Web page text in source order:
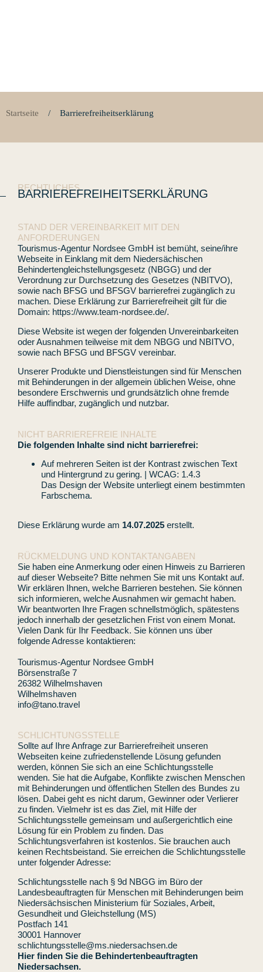
Startseite / Barrierefreiheitserklärung
RECHTLICHES
BARRIEREFREIHEITSERKLÄRUNG
STAND DER VEREINBARKEIT MIT DEN
ANFORDERUNGEN
Tourismus-Agentur Nordsee GmbH ist bemüht, seine/ihre
Webseite in Einklang mit dem Niedersächischen
Behindertengleichstellungsgesetz (NBGG) und der
Verordnung zur Durchsetzung des Gesetzes (NBITVO),
sowie nach BFSG und BFSGV barrierefrei zugänglich zu
machen. Diese Erklärung zur Barrierefreiheit gilt für die
Domain: https://www.team-nordsee.de/.
Diese Website ist wegen der folgenden Unvereinbarkeiten
oder Ausnahmen teilweise mit dem NBGG und NBITVO,
sowie nach BFSG und BFSGV vereinbar.
Unserer Produkte und Dienstleistungen sind für Menschen
mit Behinderungen in der allgemein üblichen Weise, ohne
besondere Erschwernis und grundsätzlich ohne fremde
Hilfe auffindbar, zugänglich und nutzbar.
NICHT BARRIEREFREIE INHALTE
Die folgenden Inhalte sind nicht barrierefrei:
Auf mehreren Seiten ist der Kontrast zwischen Text
und Hintergrund zu gering. | WCAG: 1.4.3
Das Design der Website unterliegt einem bestimmten
Farbschema.
Diese Erklärung wurde am 14.07.2025 erstellt.
RÜCKMELDUNG UND KONTAKTANGABEN
Sie haben eine Anmerkung oder einen Hinweis zu Barrieren
auf dieser Webseite? Bitte nehmen Sie mit uns Kontakt auf.
Wir erklären Ihnen, welche Barrieren bestehen. Sie können
sich informieren, welche Ausnahmen wir gemacht haben.
Wir beantworten Ihre Fragen schnellstmöglich, spätestens
jedoch innerhalb der gesetzlichen Frist von einem Monat.
Vielen Dank für Ihr Feedback. Sie können uns über
folgende Adresse kontaktieren:
Tourismus-Agentur Nordsee GmbH
Börsenstraße 7
26382 Wilhelmshaven
Wilhelmshaven
info@tano.travel
SCHLICHTUNGSSTELLE
Sollte auf Ihre Anfrage zur Barrierefreiheit unseren
Webseiten keine zufriedenstellende Lösung gefunden
werden, können Sie sich an eine Schlichtungsstelle
wenden. Sie hat die Aufgabe, Konflikte zwischen Menschen
mit Behinderungen und öffentlichen Stellen des Bundes zu
lösen. Dabei geht es nicht darum, Gewinner oder Verlierer
zu finden. Vielmehr ist es das Ziel, mit Hilfe der
Schlichtungsstelle gemeinsam und außergerichtlich eine
Lösung für ein Problem zu finden. Das
Schlichtungsverfahren ist kostenlos. Sie brauchen auch
keinen Rechtsbeistand. Sie erreichen die Schlichtungsstelle
unter folgender Adresse:
Schlichtungsstelle nach § 9d NBGG im Büro der
Landesbeauftragten für Menschen mit Behinderungen beim
Niedersächsischen Ministerium für Soziales, Arbeit,
Gesundheit und Gleichstellung (MS)
Postfach 141
30001 Hannover
schlichtungsstelle@ms.niedersachsen.de
Hier finden Sie die Behindertenbeauftragten
Niedersachsen.